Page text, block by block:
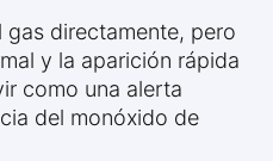
directamente, pero
y la aparición rápida
como una alerta
del monóxido de